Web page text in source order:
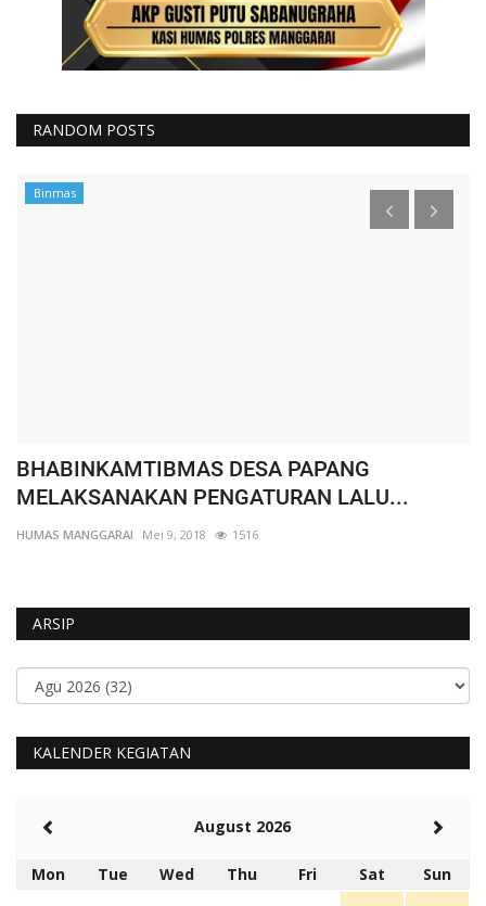
RANDOM POSTS
Binmas
BHABINKAMTIBMAS DESA PAPANG
MELAKSANAKAN PENGATURAN LALU...
HUMAS MANGGARAI Mei 9, 2018 1516
ARSIP
KALENDER KEGIATAN
August 2026
Mon Tue Wed Thu Fri Sat
Sun